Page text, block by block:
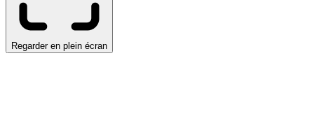
Regarder en plein écran